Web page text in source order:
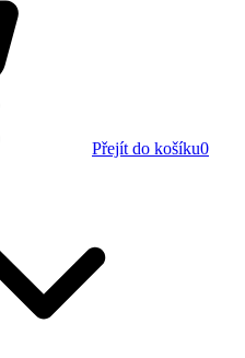
Přejít do košíku0